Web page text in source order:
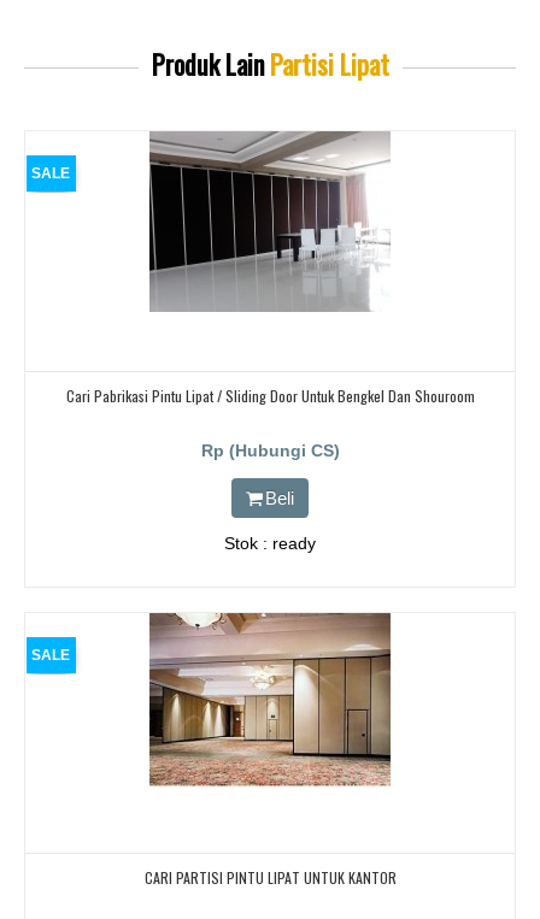
Produk LainPartisi Lipat
SALE
Cari Pabrikasi Pintu Lipat / Sliding Door Untuk Bengkel Dan Shouroom
Rp (Hubungi CS)
Beli
Stok : ready
SALE
CARI PARTISI PINTU LIPAT UNTUK KANTOR